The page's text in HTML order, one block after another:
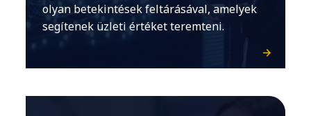
olyan betekintések feltárásával, amelyek
segítenek üzleti értéket teremteni.